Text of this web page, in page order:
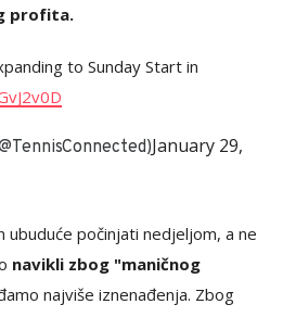
profita.
to Sunday Start in
January 29,
ubuduće počinjati nedjeljom, a ne
navikli zbog "maničnog
najviše iznenađenja. Zbog